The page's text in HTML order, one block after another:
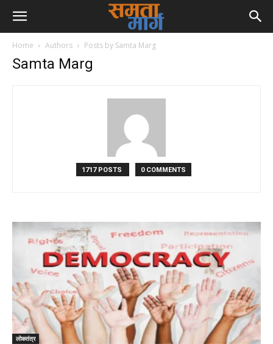
Home Authors Posts by Samta Marg
Samta Marg
1717 POSTS 0 COMMENTS
लोकतंत्र